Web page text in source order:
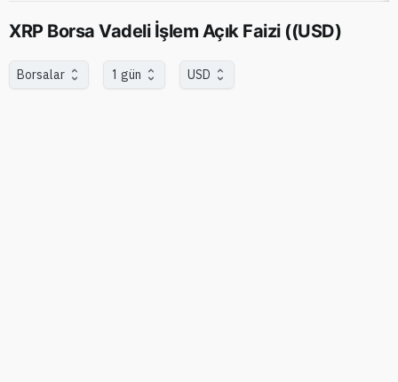
XRP Borsa Vadeli İşlem Açık Faizi ((USD)
Borsalar 1 gün USD